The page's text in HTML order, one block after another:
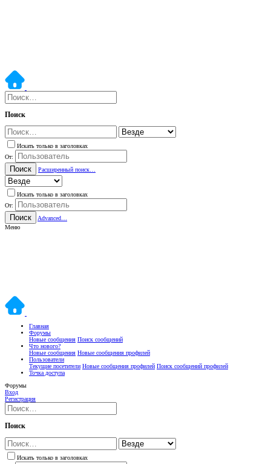
Поиск
Искать только в заголовках
От:
Поиск Расширенный поиск…
Искать только в заголовках
От:
Поиск
Advanced…
Меню
Главная
Форумы
Новые сообщения Поиск сообщений
Что нового?
Новые сообщения Новые сообщения профилей
Пользователи
Текущие посетители Новые сообщения профилей Поиск сообщений профилей
Точка доступа
Форумы
Вход
Регистрация
Поиск
Искать только в заголовках